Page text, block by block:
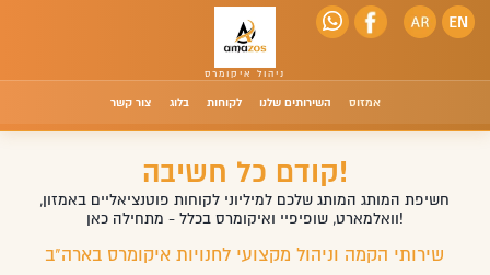
אמזוס השירותים שלנו לקוחות בלוג צור קשר
קודם כל חשיבה!
חשיפת המותג המותג שלכם למיליוני לקוחות פוטנציאליים באמזון,
וואלמארט, שופיפיי ואיקומרס בכלל - מתחילה כאן!
שירותי הקמה וניהול מקצועי לחנויות איקומרס בארה"ב